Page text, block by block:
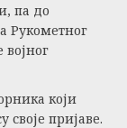
па до
Рукометног
војног
који
своје пријаве.